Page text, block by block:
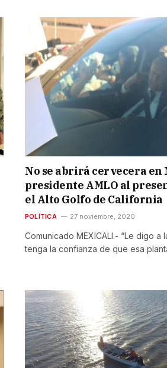
No se abrirá cervecera
presidente AMLO al
el Alto Golfo de California
POLÍTICA 27 noviembre, 2020
Comunicado MEXICALI.- “Le digo
tenga la confianza de que esa